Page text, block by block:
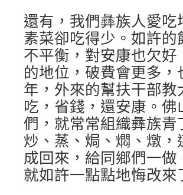
還有，我們彝族人愛
素菜卻吃得少。如許
不平衡，對安康也欠
的地位，破費會更多
年，外來的幫扶干部
吃，省錢，還安康。
們，就常常組織彝族
炒、蒸、焗、燜、燉
成回來，給同鄉們一
就如許一點點地悔改來